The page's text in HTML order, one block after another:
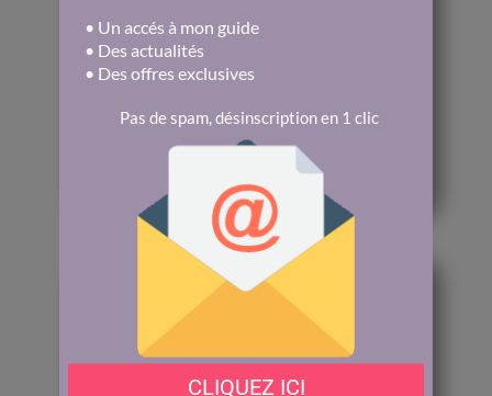
Comprendre
ce qui se passe dans ton
corps et ton esprit (sans
termes compliqués)